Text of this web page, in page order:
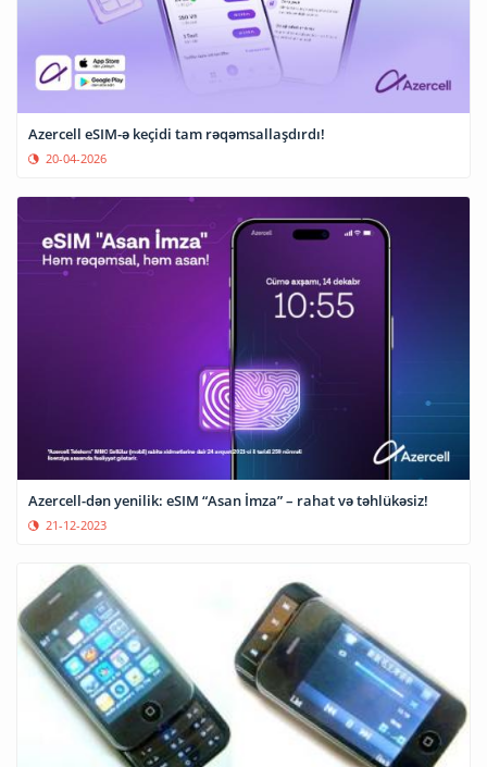
Azercell eSIM-ə keçidi tam rəqəmsallaşdırdı!
20-04-2026
Azercell-dən yenilik: eSIM “Asan İmza” – rahat və təhlükəsiz!
21-12-2023